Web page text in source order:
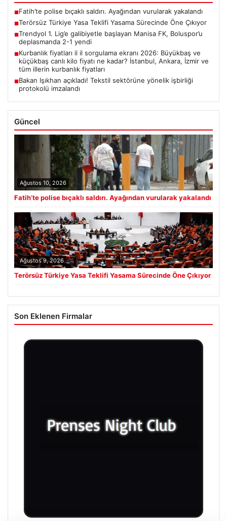
■Fatih’te polise bıçaklı saldırı. Ayağından vurularak yakalandı
■Terörsüz Türkiye Yasa Teklifi Yasama Sürecinde Öne Çıkıyor
■Trendyol 1. Lig’e galibiyetle başlayan Manisa FK, Boluspor’u
deplasmanda 2-1 yendi
■Kurbanlık fiyatları il il sorgulama ekranı 2026: Büyükbaş ve
küçükbaş canlı kilo fiyatı ne kadar? İstanbul, Ankara, İzmir ve
tüm illerin kurbanlık fiyatları
■Bakan Işıkhan açıkladı! Tekstil sektörüne yönelik işbirliği
protokolü imzalandı
Güncel
Ağustos 10, 2026
Fatih’te polise bıçaklı saldırı. Ayağından vurularak yakalandı
Ağustos 9, 2026
Terörsüz Türkiye Yasa Teklifi Yasama Sürecinde Öne Çıkıyor
Son Eklenen Firmalar